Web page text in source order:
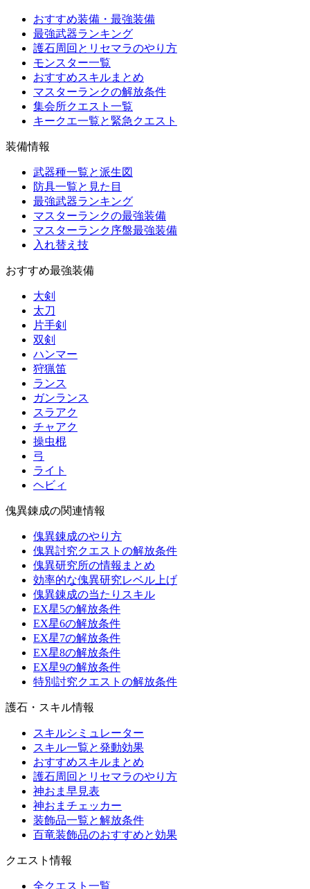
おすすめ装備・最強装備
最強武器ランキング
護石周回とリセマラのやり方
モンスター一覧
おすすめスキルまとめ
マスターランクの解放条件
集会所クエスト一覧
キークエ一覧と緊急クエスト
装備情報
武器種一覧と派生図
防具一覧と見た目
最強武器ランキング
マスターランクの最強装備
マスターランク序盤最強装備
入れ替え技
おすすめ最強装備
大剣
太刀
片手剣
双剣
ハンマー
狩猟笛
ランス
ガンランス
スラアク
チャアク
操虫棍
弓
ライト
ヘビィ
傀異錬成の関連情報
傀異錬成のやり方
傀異討究クエストの解放条件
傀異研究所の情報まとめ
効率的な傀異研究レベル上げ
傀異錬成の当たりスキル
EX星5の解放条件
EX星6の解放条件
EX星7の解放条件
EX星8の解放条件
EX星9の解放条件
特別討究クエストの解放条件
護石・スキル情報
スキルシミュレーター
スキル一覧と発動効果
おすすめスキルまとめ
護石周回とリセマラのやり方
神おま早見表
神おまチェッカー
装飾品一覧と解放条件
百竜装飾品のおすすめと効果
クエスト情報
全クエスト一覧